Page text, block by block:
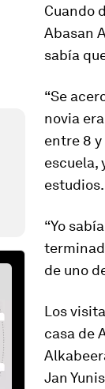
Cuando
Abasan
sabía
“Se
novia
entre 8
escuela,
estudios.
“Yo
de uno
Los
casa de
Jan